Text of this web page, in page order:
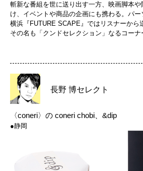
斬新な番組を世に送り出す一方、映画脚本
け、イベントや商品の企画にも携わる。パ
横浜『FUTURE SCAPE』ではリスナーから
その名も「クンドセレクション」なるコーナ
長野 博セレクト
〈coneri〉の coneri chobi、&dip
●静岡